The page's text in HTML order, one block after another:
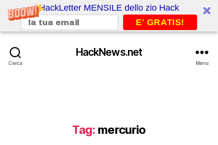
HackLetter MENSILE dello zio Hack
E' GRATIS!
Cerca
HackNews.net
Menu
Tag: mercurio